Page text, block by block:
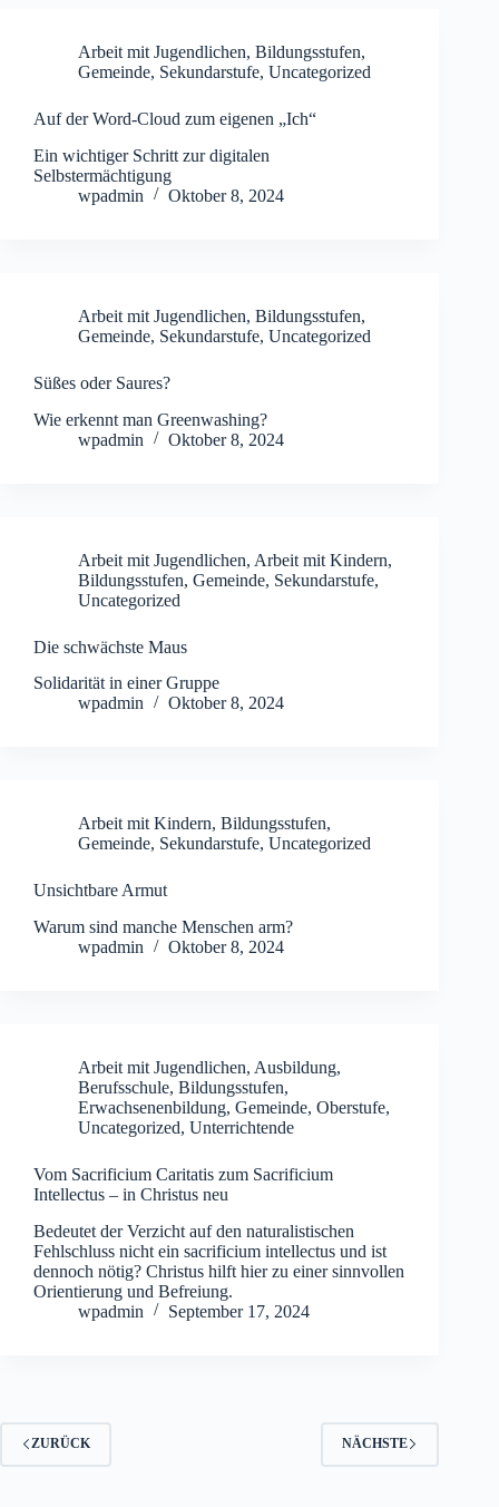
Arbeit mit Jugendlichen, Bildungsstufen,
Gemeinde, Sekundarstufe, Uncategorized
Auf der Word-Cloud zum eigenen „Ich“
Ein wichtiger Schritt zur digitalen
Selbstermächtigung
wpadmin
Oktober 8, 2024
Arbeit mit Jugendlichen, Bildungsstufen,
Gemeinde, Sekundarstufe, Uncategorized
Süßes oder Saures?
Wie erkennt man Greenwashing?
wpadmin
Oktober 8, 2024
Arbeit mit Jugendlichen, Arbeit mit Kindern,
Bildungsstufen, Gemeinde, Sekundarstufe,
Uncategorized
Die schwächste Maus
Solidarität in einer Gruppe
wpadmin
Oktober 8, 2024
Arbeit mit Kindern, Bildungsstufen,
Gemeinde, Sekundarstufe, Uncategorized
Unsichtbare Armut
Warum sind manche Menschen arm?
wpadmin
Oktober 8, 2024
Arbeit mit Jugendlichen, Ausbildung,
Berufsschule, Bildungsstufen,
Erwachsenenbildung, Gemeinde, Oberstufe,
Uncategorized, Unterrichtende
Vom Sacrificium Caritatis zum Sacrificium
Intellectus – in Christus neu
Bedeutet der Verzicht auf den naturalistischen
Fehlschluss nicht ein sacrificium intellectus und ist
dennoch nötig? Christus hilft hier zu einer sinnvollen
Orientierung und Befreiung.
wpadmin
September 17, 2024
ZURÜCK NÄCHSTE